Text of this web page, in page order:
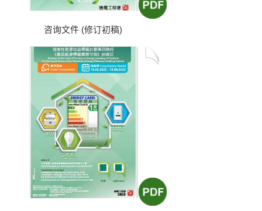
咨询文件 (修订初稿)